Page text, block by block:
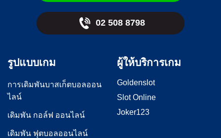
02 508 8798
รูปแบบเกม
การเดิมพันบาสเก็ตบอลออน
ไลน์
เดิมพัน กอล์ฟ ออนไลน์
เดิมพัน ฟุตบอลออนไลน์
ผู้ให้บริการเกม
Goldenslot
Slot Online
Joker123